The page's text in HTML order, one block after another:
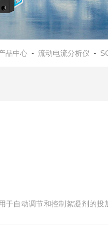
品中心 -流动电流分析仪 -
于自动调节和控制絮凝剂的投